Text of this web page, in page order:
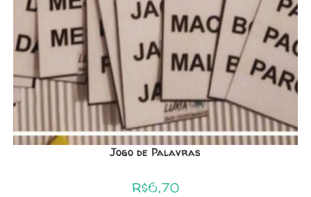
Jogo de Palavras
R$6,70